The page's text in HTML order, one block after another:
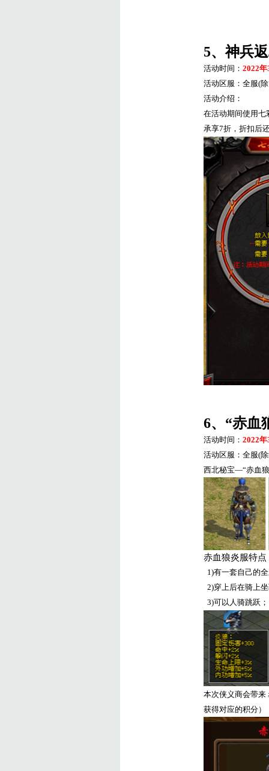
5、神兵
活动时间： 2022年
活动区服：全服(
活动介绍：
在活动期间使用七
承享7折，折扣后
6、“赤血
活动时间： 2022年
活动区服：全服(
西北秘宝—“赤血
赤血狼炎服特点
1)有一套自己的
2)穿上后在骑上
3)可以人骑跳跃；
本次侠义商会带来
获得对应的积分）